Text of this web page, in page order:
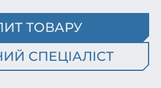
ТОВАРУ
СПЕЦІАЛІСТ